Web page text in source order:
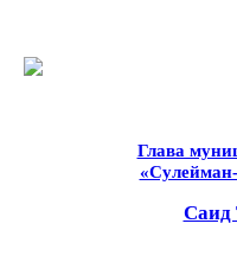
Глава
Саид